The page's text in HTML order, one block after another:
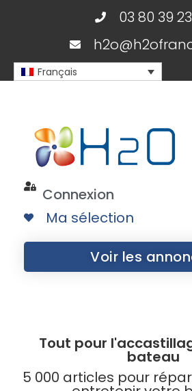
03 80 39
Français
Connexion
Ma sélection
Voir les
Tout pour
bateau
5 000 articles pour